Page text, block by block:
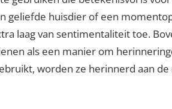
geliefde huisdier of een
laag van sentimentaliteit toe.
als een manier om
worden ze herinnerd aan